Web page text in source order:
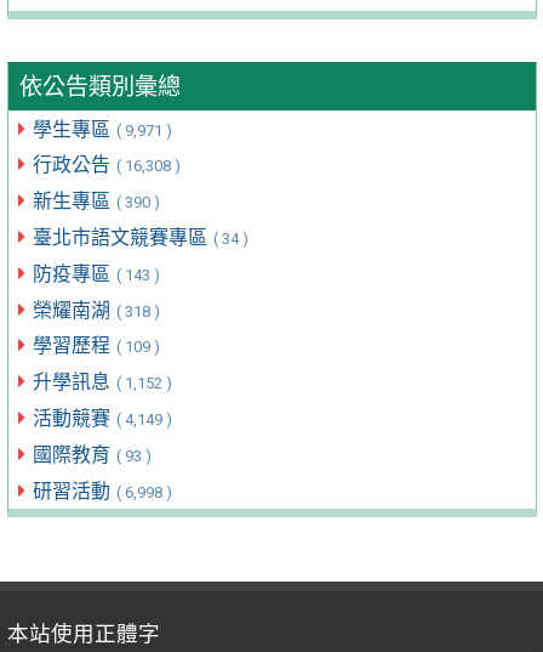
依公告類別彙總
學生專區 ( 9,971 )
行政公告 ( 16,308 )
新生專區 ( 390 )
臺北市語文競賽專區 ( 34 )
防疫專區 ( 143 )
榮耀南湖 ( 318 )
學習歷程 ( 109 )
升學訊息 ( 1,152 )
活動競賽 ( 4,149 )
國際教育 ( 93 )
研習活動 ( 6,998 )
本站使用正體字